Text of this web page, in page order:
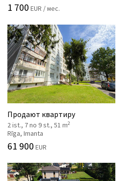
1 700 EUR / мес.
Продают квартиру
2 ist., 7 no 9 st., 51 m2
Rīga, Imanta
61 900 EUR